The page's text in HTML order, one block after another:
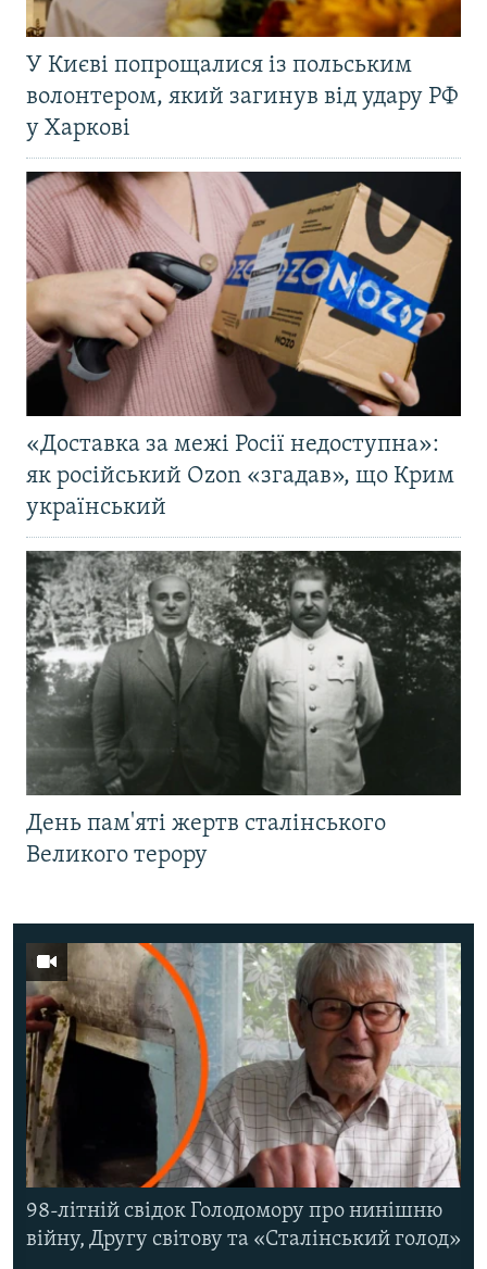
У Києві попрощалися із польським
волонтером, який загинув від удару РФ
у Харкові
«Доставка за межі Росії недоступна»:
як російський Ozon «згадав», що Крим
український
День пам'яті жертв сталінського
Великого терору
98-літній свідок Голодомору про нинішню
війну, Другу світову та «Сталінський голод»